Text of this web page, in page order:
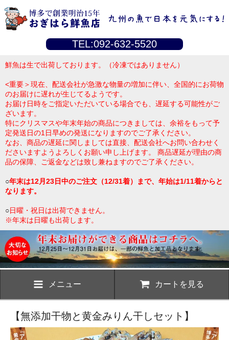
TEL:092-632-5520
鮮魚は生で出荷しております。（冷凍ではありません）
<重要＞現在、配送会社が急激な物量の増加に伴い、全国的にお荷物
のお届けに遅れが生じてるようです。
お届け日時をご指定いただいている場合でも、遅延する可能性がご
ざいます。
特にクリスマスや年末年始の商品につきましては、余裕をもって予
定発送日の1日早めの発送になりますのでご了承ください。
なお、商品の遅延に関しましては直接、配送会社へお問い合わせく
ださいますようよろしくお願い申し上げます。 商品遅延が理由の商
品の保障、ご返金などは致し兼ねますのでご了承ください。
○年末は12月23日中のご注文（12/31着）まで、年始は1/11着からと
なります。
○日曜・祝日は出荷できません。
※年末は日曜も出荷します。
メニュー カートを見る
【無添加干物と黄金みりん干しセット】